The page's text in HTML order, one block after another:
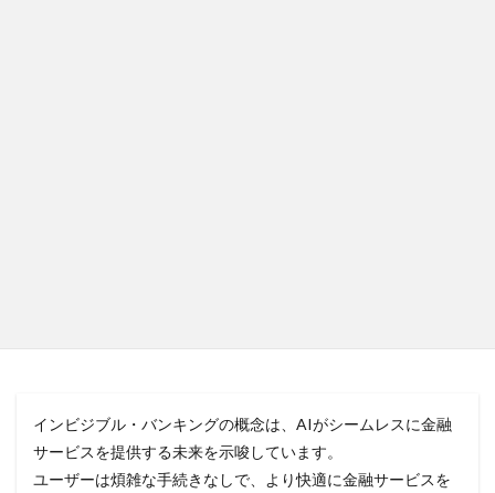
インビジブル・バンキングの概念は、AIがシームレスに金融
サービスを提供する未来を示唆しています。
ユーザーは煩雑な手続きなしで、より快適に金融サービスを